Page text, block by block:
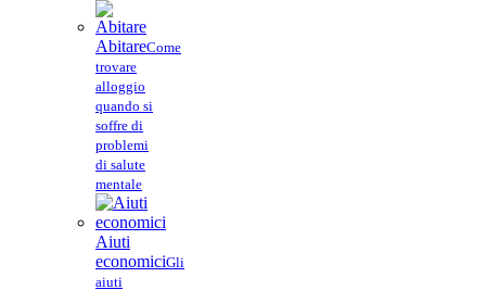
AbitareCome
trovare
alloggio
quando si
soffre di
problemi
di salute
mentale
Aiuti
economiciGli
aiuti